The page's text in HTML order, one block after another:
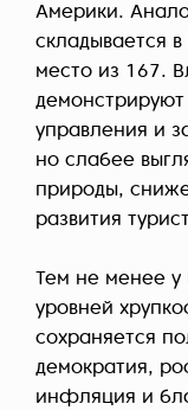
Америки.
складывается
место из 167.
управления и
но слабее
природы,
развития
Тем не менее у
уровней
сохраняется
демократия,
инфляция и